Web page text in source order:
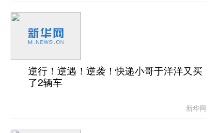
逆行！逆遇！逆袭！快递小哥于洋洋又买
了2辆车
新华网